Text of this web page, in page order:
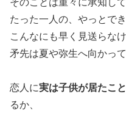
たった一人の、やっとで
こんなにも早く見送らな
矛先は夏や弥生へ向かっ
恋人に実は子供が居たこと
るか、